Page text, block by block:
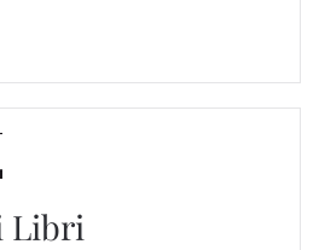
Libri